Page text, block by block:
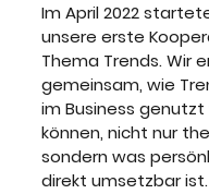
Im April 2022
unsere erste
Thema Trends. Wir
gemeinsam, wie
im Business
können, nicht nur
sondern was
direkt umsetzbar ist.